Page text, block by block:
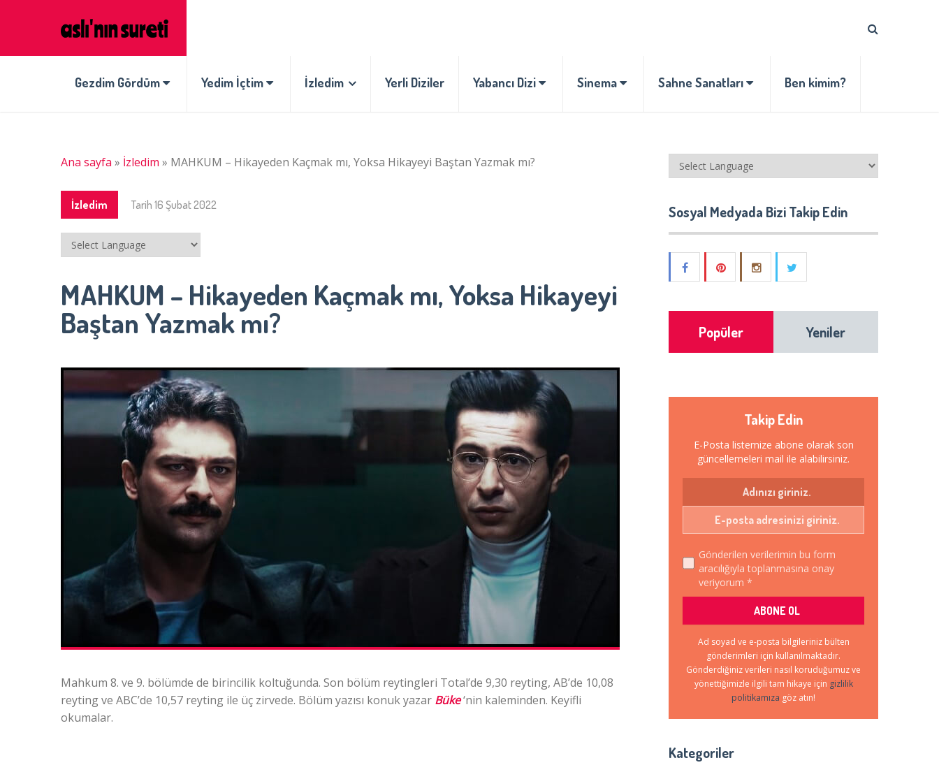
Gezdim Gördüm Yedim İçtim İzledim Yerli Diziler Yabancı Dizi Sinema Sahne Sanatları Ben kimim?
Ana sayfa » İzledim » MAHKUM – Hikayeden Kaçmak mı, Yoksa Hikayeyi Baştan Yazmak mı?
İzledim Tarih 16 Şubat 2022
MAHKUM – Hikayeden Kaçmak mı, Yoksa Hikayeyi
Baştan Yazmak mı?
Mahkum 8. ve 9. bölümde de birincilik koltuğunda. Son bölüm reytingleri Total’de 9,30 reyting, AB’de 10,08
reyting ve ABC’de 10,57 reyting ile üç zirvede. Bölüm yazısı konuk yazar Büke‘nin kaleminden. Keyifli
okumalar.
Sosyal Medyada Bizi Takip Edin
Popüler Yeniler
Takip Edin
E-Posta listemize abone olarak son
güncellemeleri mail ile alabilirsiniz.
Gönderilen verilerimin bu form
aracılığıyla toplanmasına onay
veriyorum *
Ad soyad ve e-posta bilgileriniz bülten
gönderimleri için kullanılmaktadır.
Gönderdiğiniz verileri nasıl koruduğumuz ve
yönettiğimizle ilgili tam hikaye için gizlilik
politikamıza göz atın!
Kategoriler